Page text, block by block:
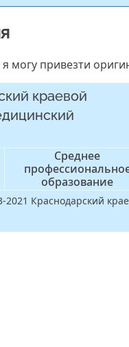
я могу привезти
краевой
Среднее
образование
2021 Краснодарский